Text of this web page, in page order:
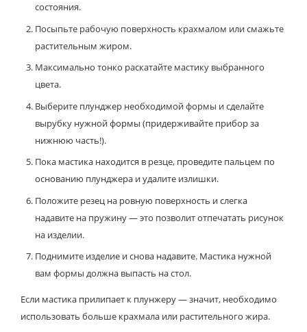
состояния.
Посыпьте рабочую поверхность крахмалом или смажьте
растительным жиром.
Максимально тонко раскатайте мастику выбранного
цвета.
Выберите плунджер необходимой формы и сделайте
вырубку нужной формы (придерживайте прибор за
нижнюю часть!).
Пока мастика находится в резце, проведите пальцем по
основанию плунджера и удалите излишки.
Положите резец на ровную поверхность и слегка
надавите на пружину — это позволит отпечатать рисунок
на изделии.
Поднимите изделие и снова надавите. Мастика нужной
вам формы должна выпасть на стол.
Если мастика прилипает к плунжеру — значит, необходимо
использовать больше крахмала или растительного жира.